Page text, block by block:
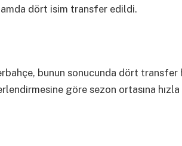
dört isim transfer edildi.
bunun sonucunda dört transfer
göre sezon ortasına hızla